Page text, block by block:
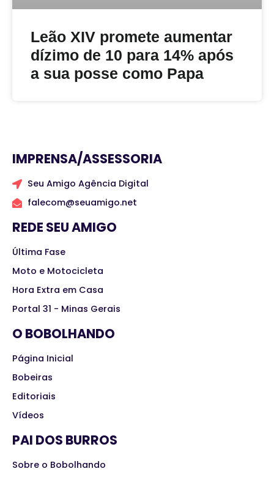
Leão XIV promete aumentar
dízimo de 10 para 14% após
a sua posse como Papa
IMPRENSA/ASSESSORIA
Seu Amigo Agência Digital
falecom@seuamigo.net
REDE SEU AMIGO
Última Fase
Moto e Motocicleta
Hora Extra em Casa
Portal 31 - Minas Gerais
O BOBOLHANDO
Página Inicial
Bobeiras
Editoriais
Vídeos
PAI DOS BURROS
Sobre o Bobolhando